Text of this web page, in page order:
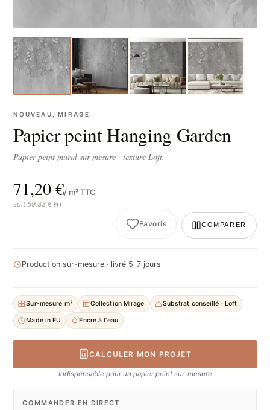
NOUVEAU, MIRAGE
Papier peint Hanging Garden
Papier peint mural sur-mesure · texture Loft.
71,20 €/ m² TTC
soit 59,33 € HT
Favoris COMPARER
Production sur-mesure · livré 5-7 jours
Sur-mesure m² Collection Mirage Substrat conseillé · Loft
Made in EU Encre à l'eau
CALCULER MON PROJET
Indispensable pour un papier peint sur-mesure
COMMANDER EN DIRECT